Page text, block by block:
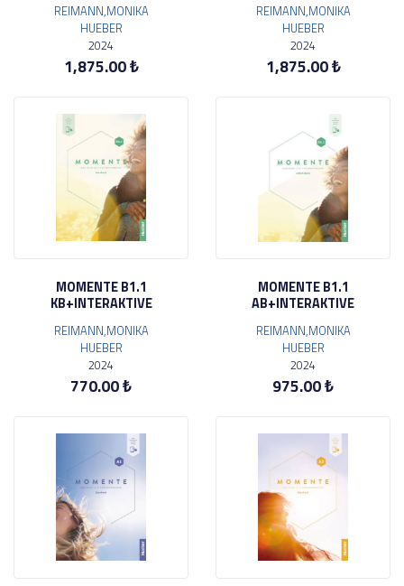
REIMANN,MONIKA
HUEBER
2024
1,875.00 ₺
REIMANN,MONIKA
HUEBER
2024
1,875.00 ₺
MOMENTE B1.1
KB+INTERAKTIVE
REIMANN,MONIKA
HUEBER
2024
770.00 ₺
MOMENTE B1.1
AB+INTERAKTIVE
REIMANN,MONIKA
HUEBER
2024
975.00 ₺